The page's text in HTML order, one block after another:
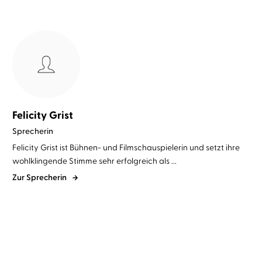
Felicity Grist
Sprecherin
Felicity Grist ist Bühnen- und Filmschauspielerin und setzt ihre
wohlklingende Stimme sehr erfolgreich als ...
Zur Sprecherin